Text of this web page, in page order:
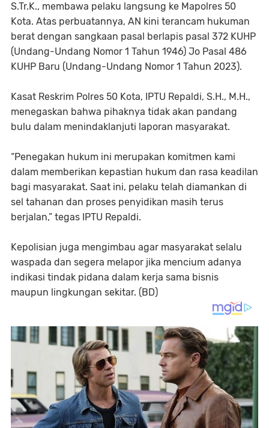
S.Tr.K., membawa pelaku langsung ke Mapolres 50
Kota. Atas perbuatannya, AN kini terancam hukuman
berat dengan sangkaan pasal berlapis pasal 372 KUHP
(Undang-Undang Nomor 1 Tahun 1946) ​Jo Pasal 486
KUHP Baru (Undang-Undang Nomor 1 Tahun 2023).
​Kasat Reskrim Polres 50 Kota, IPTU Repaldi, S.H., M.H.,
menegaskan bahwa pihaknya tidak akan pandang
bulu dalam menindaklanjuti laporan masyarakat.
​“Penegakan hukum ini merupakan komitmen kami
dalam memberikan kepastian hukum dan rasa keadilan
bagi masyarakat. Saat ini, pelaku telah diamankan di
sel tahanan dan proses penyidikan masih terus
berjalan,” tegas IPTU Repaldi.
​Kepolisian juga mengimbau agar masyarakat selalu
waspada dan segera melapor jika mencium adanya
indikasi tindak pidana dalam kerja sama bisnis
maupun lingkungan sekitar. (BD)